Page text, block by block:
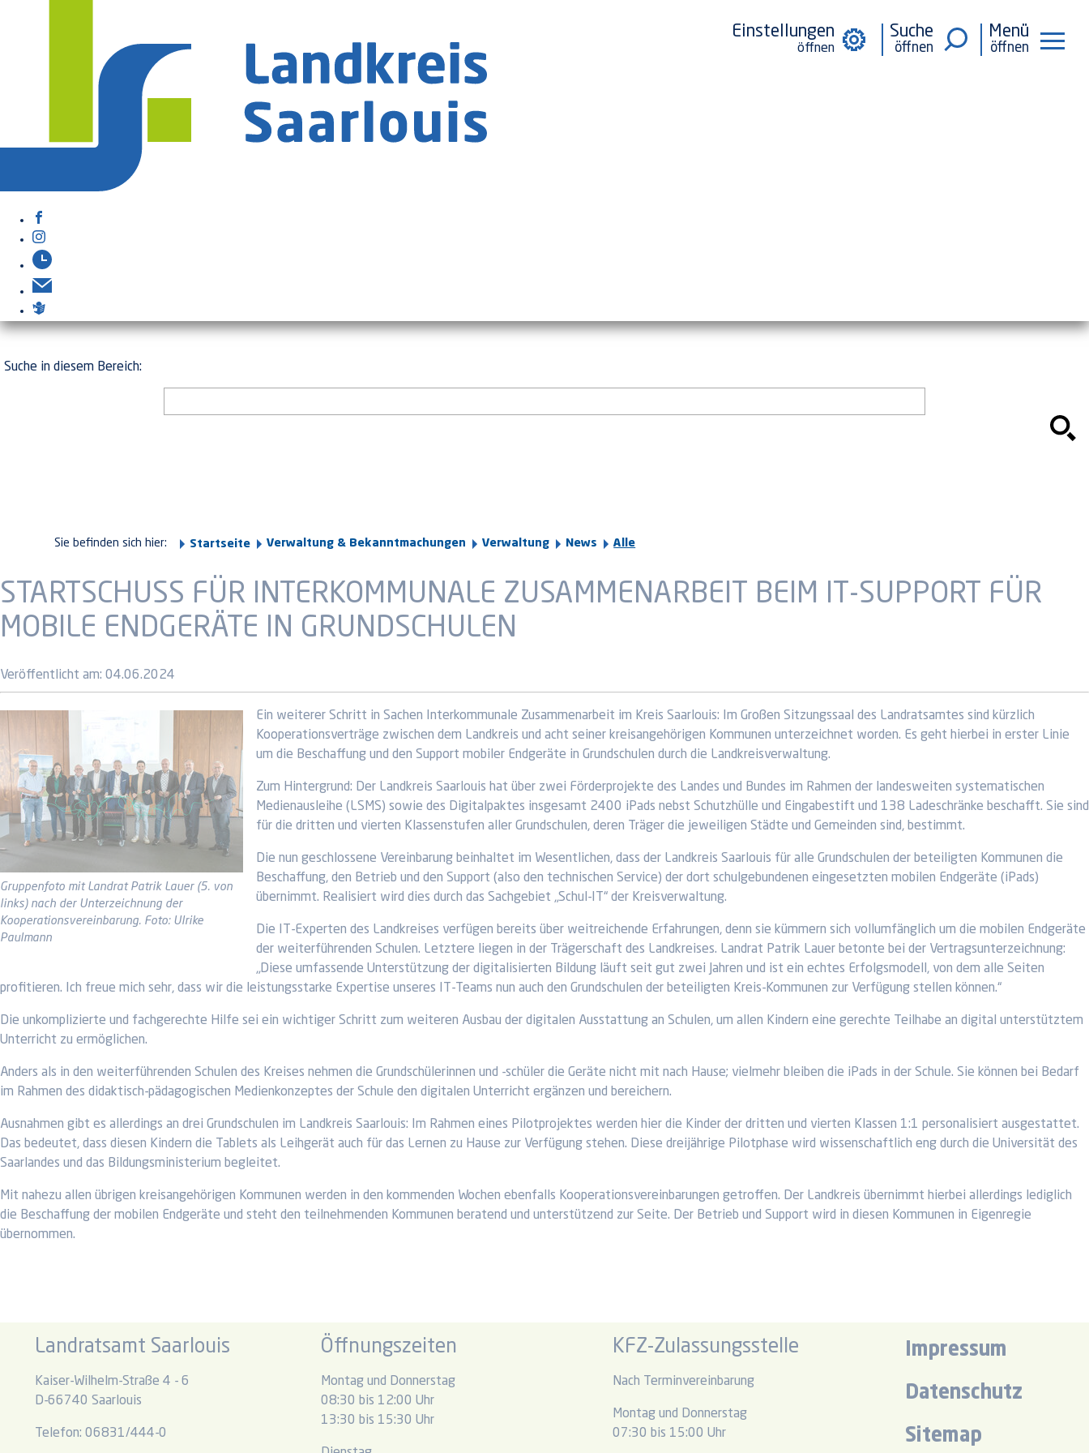
Einstellungen Suche Menü
Suche in diesem Bereich:
Sie befinden sich hier: Startseite Verwaltung & Bekanntmachungen Verwaltung News Alle
STARTSCHUSS FÜR INTERKOMMUNALE ZUSAMMENARBEIT BEIM IT-SUPPORT FÜR
MOBILE ENDGERÄTE IN GRUNDSCHULEN
Veröffentlicht am: 04.06.2024
Gruppenfoto mit Landrat Patrik Lauer (5. von
links) nach der Unterzeichnung der
Kooperationsvereinbarung. Foto: Ulrike
Paulmann
Ein weiterer Schritt in Sachen Interkommunale Zusammenarbeit im Kreis Saarlouis: Im Großen Sitzungssaal des Landratsamtes sind kürzlich
Kooperationsverträge zwischen dem Landkreis und acht seiner kreisangehörigen Kommunen unterzeichnet worden. Es geht hierbei in erster Linie
um die Beschaffung und den Support mobiler Endgeräte in Grundschulen durch die Landkreisverwaltung.
Zum Hintergrund: Der Landkreis Saarlouis hat über zwei Förderprojekte des Landes und Bundes im Rahmen der landesweiten systematischen
Medienausleihe (LSMS) sowie des Digitalpaktes insgesamt 2400 iPads nebst Schutzhülle und Eingabestift und 138 Ladeschränke beschafft. Sie sind
für die dritten und vierten Klassenstufen aller Grundschulen, deren Träger die jeweiligen Städte und Gemeinden sind, bestimmt.
Die nun geschlossene Vereinbarung beinhaltet im Wesentlichen, dass der Landkreis Saarlouis für alle Grundschulen der beteiligten Kommunen die
Beschaffung, den Betrieb und den Support (also den technischen Service) der dort schulgebundenen eingesetzten mobilen Endgeräte (iPads)
übernimmt. Realisiert wird dies durch das Sachgebiet „Schul-IT“ der Kreisverwaltung.
Die IT-Experten des Landkreises verfügen bereits über weitreichende Erfahrungen, denn sie kümmern sich vollumfänglich um die mobilen Endgeräte
der weiterführenden Schulen. Letztere liegen in der Trägerschaft des Landkreises. Landrat Patrik Lauer betonte bei der Vertragsunterzeichnung:
„Diese umfassende Unterstützung der digitalisierten Bildung läuft seit gut zwei Jahren und ist ein echtes Erfolgsmodell, von dem alle Seiten
profitieren. Ich freue mich sehr, dass wir die leistungsstarke Expertise unseres IT-Teams nun auch den Grundschulen der beteiligten Kreis-Kommunen zur Verfügung stellen können.“
Die unkomplizierte und fachgerechte Hilfe sei ein wichtiger Schritt zum weiteren Ausbau der digitalen Ausstattung an Schulen, um allen Kindern eine gerechte Teilhabe an digital unterstütztem
Unterricht zu ermöglichen.
Anders als in den weiterführenden Schulen des Kreises nehmen die Grundschülerinnen und -schüler die Geräte nicht mit nach Hause; vielmehr bleiben die iPads in der Schule. Sie können bei Bedarf
im Rahmen des didaktisch-pädagogischen Medienkonzeptes der Schule den digitalen Unterricht ergänzen und bereichern.
Ausnahmen gibt es allerdings an drei Grundschulen im Landkreis Saarlouis: Im Rahmen eines Pilotprojektes werden hier die Kinder der dritten und vierten Klassen 1:1 personalisiert ausgestattet.
Das bedeutet, dass diesen Kindern die Tablets als Leihgerät auch für das Lernen zu Hause zur Verfügung stehen. Diese dreijährige Pilotphase wird wissenschaftlich eng durch die Universität des
Saarlandes und das Bildungsministerium begleitet.
Mit nahezu allen übrigen kreisangehörigen Kommunen werden in den kommenden Wochen ebenfalls Kooperationsvereinbarungen getroffen. Der Landkreis übernimmt hierbei allerdings lediglich
die Beschaffung der mobilen Endgeräte und steht den teilnehmenden Kommunen beratend und unterstützend zur Seite. Der Betrieb und Support wird in diesen Kommunen in Eigenregie
übernommen.
Landratsamt Saarlouis
Kaiser-Wilhelm-Straße 4 - 6
D-66740 Saarlouis
Telefon: 06831/444-0
Öffnungszeiten
Montag und Donnerstag
08:30 bis 12:00 Uhr
13:30 bis 15:30 Uhr
KFZ-Zulassungsstelle
Nach Terminvereinbarung
Montag und Donnerstag
07:30 bis 15:00 Uhr
Impressum
Datenschutz
Sitemap